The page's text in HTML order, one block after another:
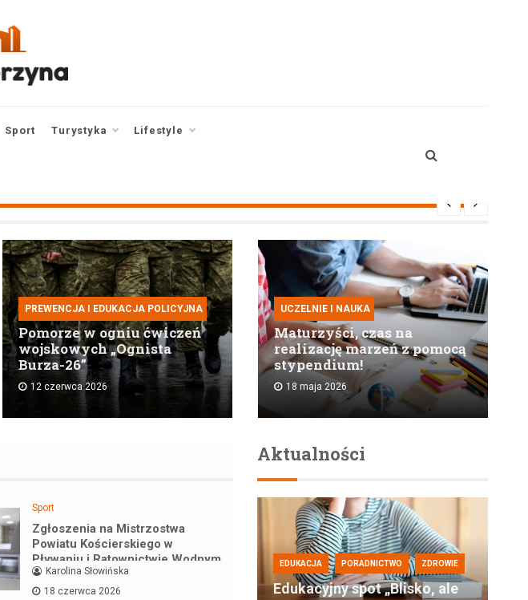
Sport Turystyka Lifestyle
PREWENCJA I EDUKACJA POLICYJNA
Pomorze w ogniu ćwiczeń
wojskowych „Ognista
Burza-26”
12 czerwca 2026
UCZELNIE I NAUKA
Maturzyści, czas na
realizację marzeń z pomocą
stypendium!
18 maja 2026
Sport
Zgłoszenia na Mistrzostwa
Powiatu Kościerskiego w
Pływaniu i Ratownictwie Wodnym
Karolina Słowińska
18 czerwca 2026
Aktualności
EDUKACJA PORADNICTWO ZDROWIE
Edukacyjny spot „Blisko, ale